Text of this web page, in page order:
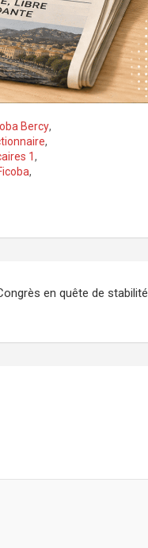
Bercy,
,
1,
,
en quête de stabilité